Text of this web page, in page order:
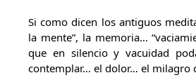
Si como dicen los antiguos
la mente”, la memoria…
que en silencio y vacuidad
contemplar… el dolor… el milagro